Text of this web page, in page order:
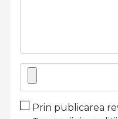
Prin publicarea